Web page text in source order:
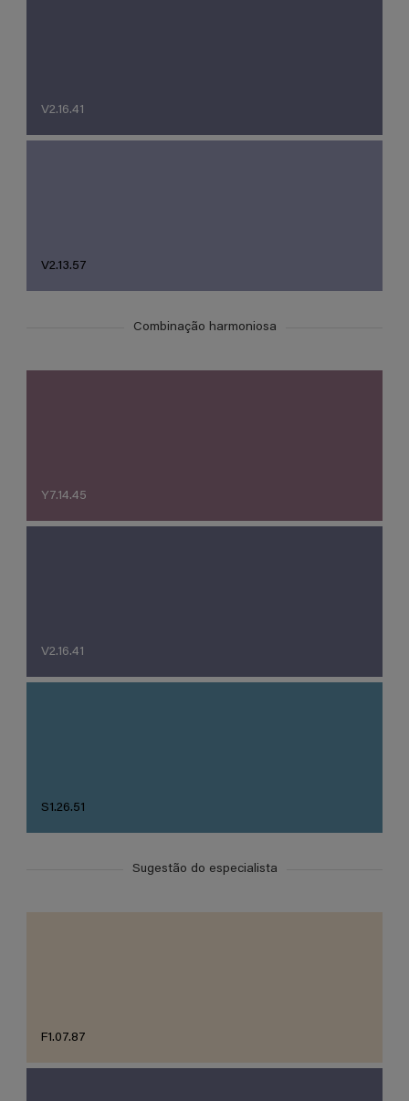
V2.16.41
V2.13.57
Combinação harmoniosa
Y7.14.45
V2.16.41
S1.26.51
Sugestão do especialista
F1.07.87